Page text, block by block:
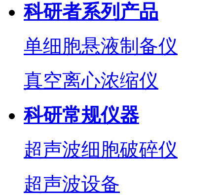
科研者系列产品
单细胞悬液制备仪
真空离心浓缩仪
科研常规仪器
超声波细胞破碎仪
超声波设备